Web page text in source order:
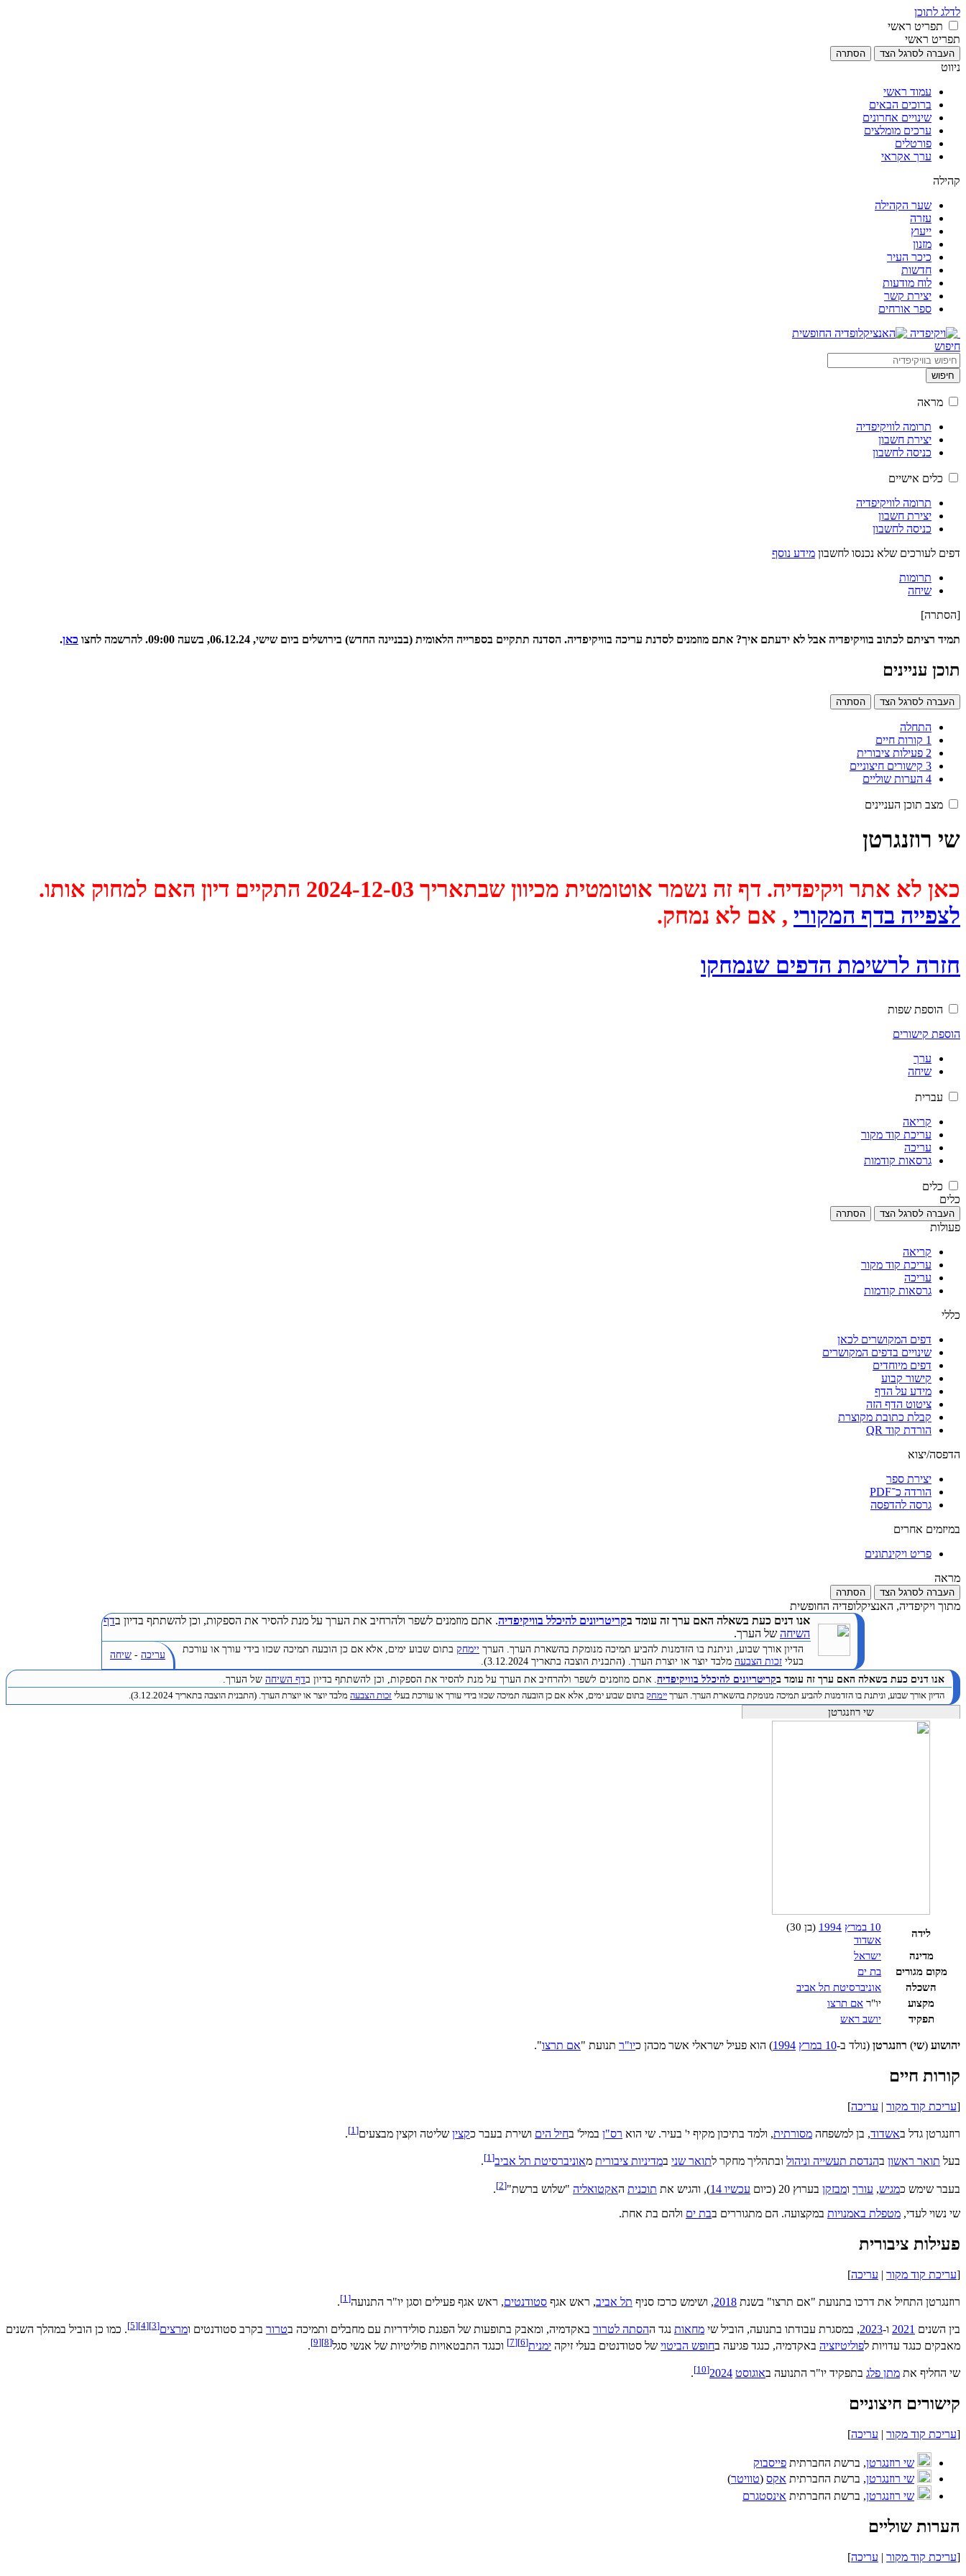
לדלג לתוכן
תפריט ראשי
תפריט ראשי
העברה לסרגל הצד הסתרה
ניווט
עמוד ראשי
ברוכים הבאים
שינויים אחרונים
ערכים מומלצים
פורטלים
ערך אקראי
קהילה
שער הקהילה
עזרה
ייעוץ
מזנון
כיכר העיר
חדשות
לוח מודעות
יצירת קשר
ספר אורחים
חיפוש
חיפוש
מראה
תרומה לוויקיפדיה
יצירת חשבון
כניסה לחשבון
כלים אישיים
תרומה לוויקיפדיה
יצירת חשבון
כניסה לחשבון
דפים לעורכים שלא נכנסו לחשבון מידע נוסף
תרומות
שיחה
[הסתרה]
תמיד רציתם לכתוב בוויקיפדיה אבל לא ידעתם איך? אתם מוזמנים לסדנת עריכה בוויקיפדיה. הסדנה תתקיים בספרייה הלאומית (בבניינה החדש) בירושלים ביום שישי, 06.12.24, בשעה 09:00. להרשמה לחצו
כאן.
תוכן עניינים
העברה לסרגל הצד הסתרה
התחלה
1 קורות חיים
2 פעילות ציבורית
3 קישורים חיצוניים
4 הערות שוליים
מצב תוכן העניינים
שי רוזנגרטן
כאן לא אתר ויקיפדיה. דף זה נשמר אוטומטית מכיוון שבתאריך 2024-12-03 התקיים דיון האם למחוק אותו.
לצפייה בדף המקורי , אם לא נמחק.
חזרה לרשימת הדפים שנמחקו
הוספת שפות
הוספת קישורים
ערך
שיחה
עברית
קריאה
עריכת קוד מקור
עריכה
גרסאות קודמות
כלים
כלים
העברה לסרגל הצד הסתרה
פעולות
קריאה
עריכת קוד מקור
עריכה
גרסאות קודמות
כללי
דפים המקושרים לכאן
שינויים בדפים המקושרים
דפים מיוחדים
קישור קבוע
מידע על הדף
ציטוט הדף הזה
קבלת כתובת מקוצרת
הורדת קוד QR
הדפסה/יצוא
יצירת ספר
הורדה כ־PDF
גרסה להדפסה
במיזמים אחרים
פריט ויקינתונים
מראה
העברה לסרגל הצד הסתרה
מתוך ויקיפדיה, האנציקלופדיה החופשית
אנו דנים כעת בשאלה האם ערך זה עומד בקריטריונים להיכלל בוויקיפדיה. אתם מוזמנים לשפר ולהרחיב את הערך על מנת להסיר את הספקות, וכן להשתתף בדיון בדף
השיחה של הערך.
הדיון אורך שבוע, וניתנת בו הזדמנות להביע תמיכה מנומקת בהשארת הערך. הערך יימחק בתום שבוע ימים, אלא אם כן הובעה תמיכה שכזו בידי עורך או עורכת
בעלי זכות הצבעה מלבד יוצר או יוצרת הערך. (התבנית הוצבה בתאריך 3.12.2024).
עריכה - שיחה
אנו דנים כעת בשאלה האם ערך זה עומד בקריטריונים להיכלל בוויקיפדיה. אתם מוזמנים לשפר ולהרחיב את הערך על מנת להסיר את הספקות, וכן להשתתף בדיון בדף השיחה של הערך.
הדיון אורך שבוע, וניתנת בו הזדמנות להביע תמיכה מנומקת בהשארת הערך. הערך יימחק בתום שבוע ימים, אלא אם כן הובעה תמיכה שכזו בידי עורך או עורכת בעלי זכות הצבעה מלבד יוצר או יוצרת הערך. (התבנית הוצבה בתאריך 3.12.2024).
שי רוזנגרטן
לידה
10 במרץ 1994 (בן 30)
אשדוד
מדינה
ישראל
מקום מגורים
בת ים
השכלה
אוניברסיטת תל אביב
מקצוע
יו"ר אם תרצו
תפקיד
יושב ראש
יהושוע (שי) רוזנגרטן (נולד ב-10 במרץ 1994) הוא פעיל ישראלי אשר מכהן כיו"ר תנועת "אם תרצו".
קורות חיים
[עריכת קוד מקור | עריכה]
רוזנגרטן גדל באשדוד, בן למשפחה מסורתית, ולמד בתיכון מקיף י' בעיר. שי הוא רס"ן במיל' בחיל הים ושירת בעבר כקצין שליטה וקצין מבצעים[
1
]
.
בעל תואר ראשון בהנדסת תעשייה וניהול ובתהליך מחקר לתואר שני במדיניות ציבורית מאוניברסיטת תל אביב[
1
]
.
בעבר שימש כמגיש, עורך ומבזקן בערוץ 20 (כיום עכשיו 14 ), והגיש את תוכנית האקטואליה "שלוש ברשת"[
2
]
.
שי נשוי לעדי, מטפלת באמנויות במקצועה. הם מתגוררים בבת ים ולהם בת אחת.
פעילות ציבורית
[עריכת קוד מקור | עריכה]
רוזנגרטן התחיל את דרכו בתנועת "אם תרצו" בשנת 2018, ושימש כרכז סניף תל אביב, ראש אגף סטודנטים, ראש אגף פעילים וסגן יו"ר התנועה[
1
]
.
בין השנים 2021 ו-2023, במסגרת עבודתו בתנועה, הוביל שי מחאות נגד ההסתה לטרור באקדמיה, ומאבק בתופעות של הפגנת סולידריות עם מחבלים ותמיכה בטרור בקרב סטודנטים ומרצים[
3
]
[
4
]
[
5
]. כמו כן הוביל במהלך השנים
מאבקים כנגד עדויות לפוליטיזציה באקדמיה, כנגד פגיעה בחופש הביטוי של סטודנטים בעלי זיקה ימנית[
6
]
[
7
] וכנגד התבטאויות פוליטיות של אנשי סגל[
8
]
[
9
]
.
שי החליף את מתן פלג בתפקיד יו"ר התנועה באוגוסט 2024
[
10
]
.
קישורים חיצוניים
[עריכת קוד מקור | עריכה]
שי רוזנגרטן, ברשת החברתית פייסבוק
שי רוזנגרטן, ברשת החברתית אקס (טוויטר)
שי רוזנגרטן, ברשת החברתית אינסטגרם
הערות שוליים
[עריכת קוד מקור | עריכה]